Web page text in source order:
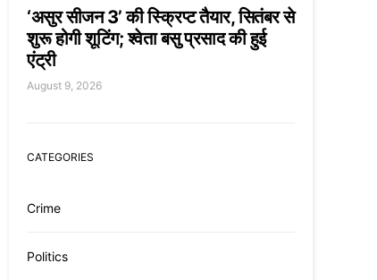
‘असुर सीजन 3’ की स्क्रिप्ट तैयार, सितंबर से
शुरू होगी शूटिंग; श्वेता बसु प्रसाद की हुई
एंट्री
August 9, 2026
CATEGORIES
Crime
Politics